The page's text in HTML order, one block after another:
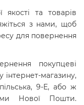
та товарів
з нами, щоб
для повернення
покупцеві
інтернет-магазину,
9-Е, або ж
Нової Пошти.